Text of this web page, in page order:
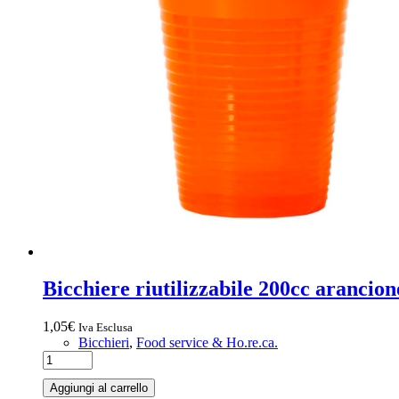
Bicchiere riutilizzabile 200cc
1,05€ Iva Esclusa
Bicchieri, Food service & Ho.re.ca.
Aggiungi al carrello